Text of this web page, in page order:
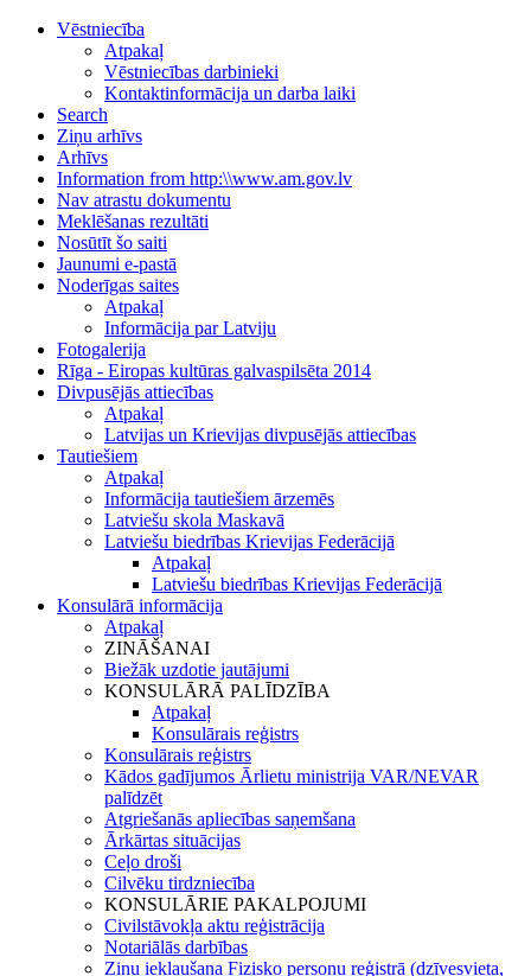
Vēstniecība
Atpakaļ
Vēstniecības darbinieki
Kontaktinformācija un darba laiki
Search
Ziņu arhīvs
Arhīvs
Information from http:\\www.am.gov.lv
Nav atrastu dokumentu
Meklēšanas rezultāti
Nosūtīt šo saiti
Jaunumi e-pastā
Noderīgas saites
Atpakaļ
Informācija par Latviju
Fotogalerija
Rīga - Eiropas kultūras galvaspilsēta 2014
Divpusējās attiecības
Atpakaļ
Latvijas un Krievijas divpusējās attiecības
Tautiešiem
Atpakaļ
Informācija tautiešiem ārzemēs
Latviešu skola Maskavā
Latviešu biedrības Krievijas Federācijā
Atpakaļ
Latviešu biedrības Krievijas Federācijā
Konsulārā informācija
Atpakaļ
ZINĀŠANAI
Biežāk uzdotie jautājumi
KONSULĀRĀ PALĪDZĪBA
Atpakaļ
Konsulārais reģistrs
Konsulārais reģistrs
Kādos gadījumos Ārlietu ministrija VAR/NEVAR
palīdzēt
Atgriešanās apliecības saņemšana
Ārkārtas situācijas
Ceļo droši
Cilvēku tirdzniecība
KONSULĀRIE PAKALPOJUMI
Civilstāvokļa aktu reģistrācija
Notariālās darbības
Ziņu iekļaušana Fizisko personu reģistrā (dzīvesvieta,